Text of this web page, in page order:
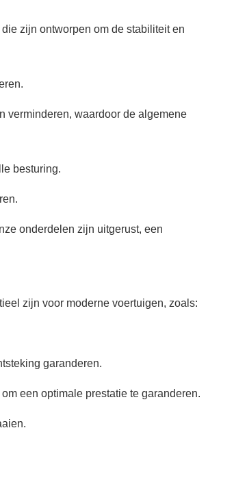
zijn ontworpen om de stabiliteit en
verminderen, waardoor de algemene
besturing.
onderdelen zijn uitgerust, een
zijn voor moderne voertuigen, zoals:
garanderen.
een optimale prestatie te garanderen.